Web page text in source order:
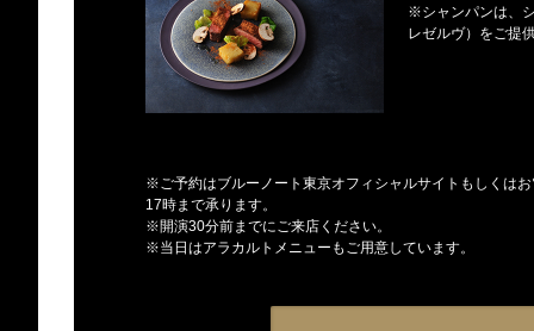
※シャンパンは、
レゼルヴ）をご提
※ご予約はブルーノート東京オフィシャルサイトもしくは
17時まで承ります。
※開演30分前までにご来店ください。
※当日はアラカルトメニューもご用意しています。